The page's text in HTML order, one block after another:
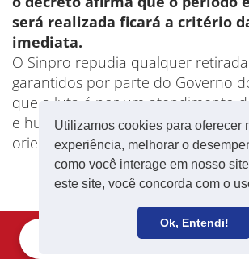
Utilizamos cookies para oferecer
experiência, melhorar o
como você interage em nosso
este site, você concorda com o
Ok, Entendi!
será realizada ficará a critério
imediata.
O Sinpro repudia qualquer
garantidos por parte do Governo
que a luta é por um atendimento
e humanizado para os(as)
orientadores(as) educacionais.